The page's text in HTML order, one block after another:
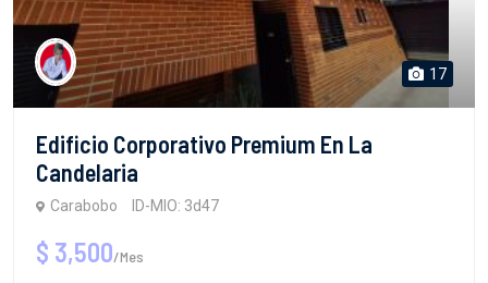
17
Edificio Corporativo Premium En La
Candelaria
Carabobo ID-MIO: 3d47
$ 3,500/Mes